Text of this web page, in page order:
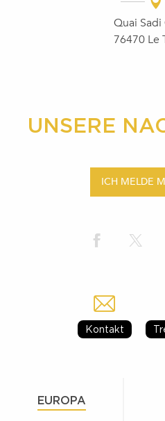
Quai Sadi
76470 Le
UNSERE
ICH MELDE
Kontakt
EUROPA